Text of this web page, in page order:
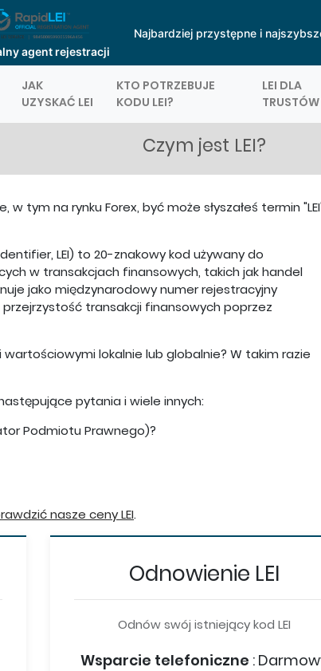
agent rejestracji
Najbardziej przystępne i
JAK
UZYSKAĆ LEI
KTO POTRZEBUJE
KODU LEI?
LEI DLA
TRUSTÓW
Czym jest LEI?
tym na rynku Forex, być może słyszałeś termin
LEI) to 20-znakowy kod używany do
w transakcjach finansowych, takich jak handel
jako międzynarodowy numer rejestracyjny
transakcji finansowych poprzez
lokalnie lub globalnie? W takim razie
pytania i wiele innych:
Podmiotu Prawnego)?
nasze ceny LEI.
Odnowienie LEI
Odnów swój istniejący kod LEI
Wsparcie telefoniczne :